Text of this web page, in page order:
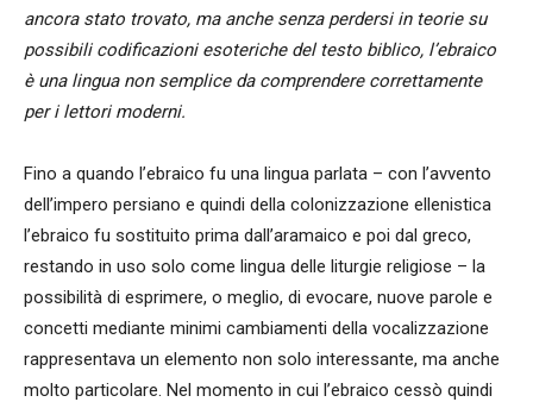
ancora stato trovato, ma anche senza perdersi in teorie su
possibili codificazioni esoteriche del testo biblico, l’ebraico
è una lingua non semplice da comprendere correttamente
per i lettori moderni.
Fino a quando l’ebraico fu una lingua parlata – con l’avvento
dell’impero persiano e quindi della colonizzazione ellenistica
l’ebraico fu sostituito prima dall’aramaico e poi dal greco,
restando in uso solo come lingua delle liturgie religiose – la
possibilità di esprimere, o meglio, di evocare, nuove parole e
concetti mediante minimi cambiamenti della vocalizzazione
rappresentava un elemento non solo interessante, ma anche
molto particolare. Nel momento in cui l’ebraico cessò quindi